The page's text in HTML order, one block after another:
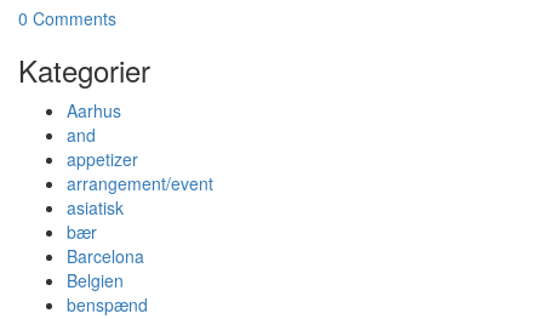
0 Comments
Kategorier
Aarhus
and
appetizer
arrangement/event
asiatisk
bær
Barcelona
Belgien
benspænd